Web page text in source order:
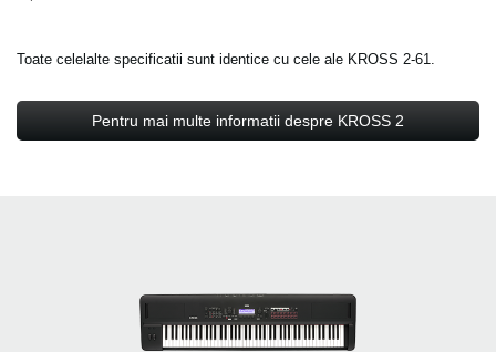
Toate celelalte specificatii sunt identice cu cele ale KROSS 2-61.
Pentru mai multe informatii despre KROSS 2